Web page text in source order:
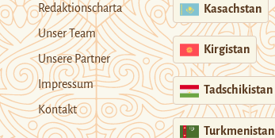
Redaktionscharta
Unser Team
Unsere Partner
Impressum
Kontakt
Kasachstan
Kirgistan
Tadschikistan
Turkmenistan